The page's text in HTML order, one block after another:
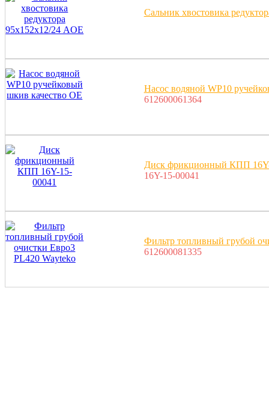
Сальник хвостовика
Насос водяной WP10
612600061364
Диск фрикционный КПП
16Y-15-00041
Фильтр топливный грубой
612600081335